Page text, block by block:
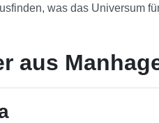
was das Universum
aus